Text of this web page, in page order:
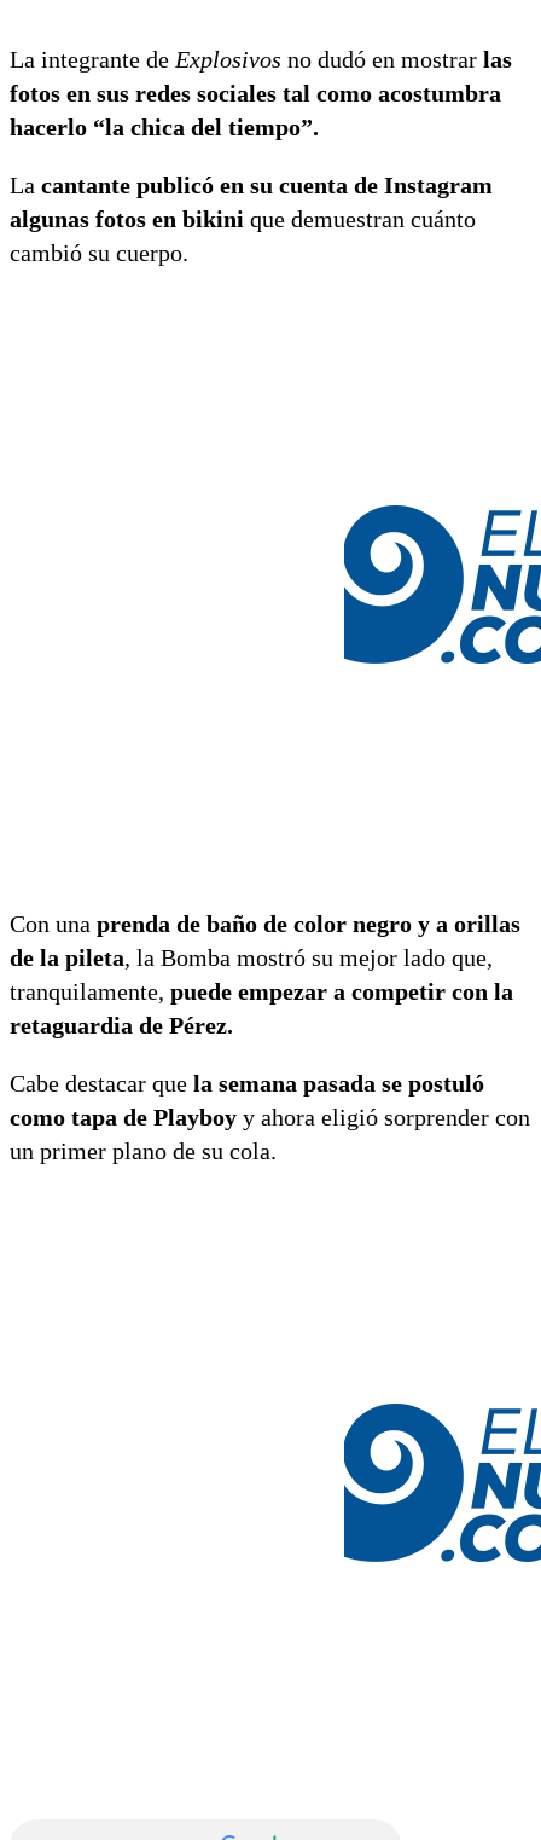
La integrante de Explosivos no dudó en mostrar las
fotos en sus redes sociales tal como acostumbra
hacerlo “la chica del tiempo”.
La cantante publicó en su cuenta de Instagram
algunas fotos en bikini que demuestran cuánto
cambió su cuerpo.
Con una prenda de baño de color negro y a orillas
de la pileta, la Bomba mostró su mejor lado que,
tranquilamente, puede empezar a competir con la
retaguardia de Pérez.
Cabe destacar que la semana pasada se postuló
como tapa de Playboy y ahora eligió sorprender con
un primer plano de su cola.